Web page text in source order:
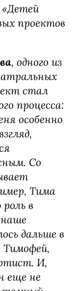
проектов
, одного из
стал
процесса:
особенно
Со
Тима
в
дальше в
Тимофей,
И,
еще не